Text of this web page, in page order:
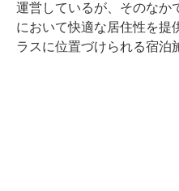
運営しているが、そのなか
において快適な居住性を提
ラスに位置づけられる宿泊